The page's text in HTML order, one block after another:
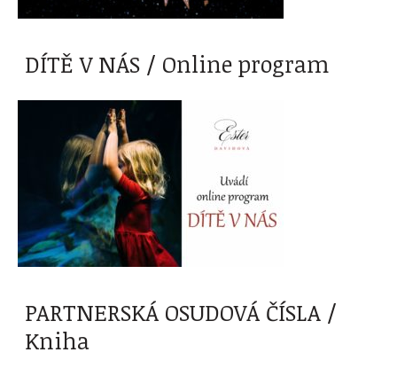
DÍTĚ V NÁS / Online program
PARTNERSKÁ OSUDOVÁ ČÍSLA /
Kniha